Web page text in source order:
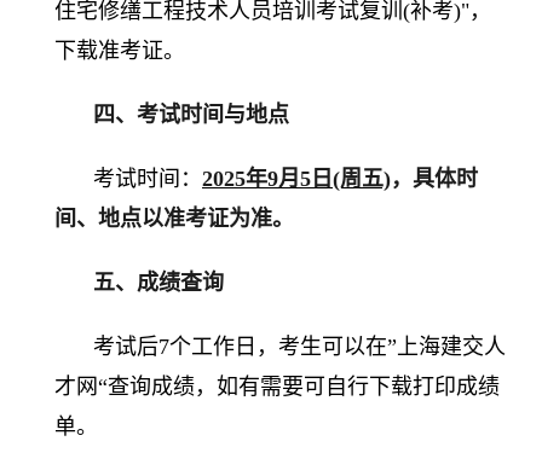
住宅修缮工程技术人员培训考试复训(补考)"，
下载准考证。
四、考试时间与地点
考试时间： 2025年9月5日(周五)，具体时
间、地点以准考证为准。
五、成绩查询
考试后7个工作日，考生可以在”上海建交人
才网“查询成绩，如有需要可自行下载打印成绩
单。